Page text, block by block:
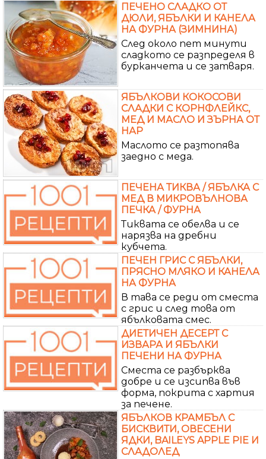
ПЕЧЕНО СЛАДКО ОТ
ДЮЛИ, ЯБЪЛКИ И КАНЕЛА
НА ФУРНА (ЗИМНИНА)
След около пет минути
сладкото се разпределя в
бурканчета и се затваря.
ЯБЪЛКОВИ КОКОСОВИ
СЛАДКИ С КОРНФЛЕЙКС,
МЕД И МАСЛО И ЗЪРНА ОТ
НАР
Маслото се разтопява
заедно с меда.
ПЕЧЕНА ТИКВА / ЯБЪЛКА С
МЕД В МИКРОВЪЛНОВА
ПЕЧКА / ФУРНА
Тиквата се обелва и се
нарязва на дребни
кубчета.
ПЕЧЕН ГРИС С ЯБЪЛКИ,
ПРЯСНО МЛЯКО И КАНЕЛА
НА ФУРНА
В тава се реди от сместа
с грис и след това от
ябълковата смес.
ДИЕТИЧЕН ДЕСЕРТ С
ИЗВАРА И ЯБЪЛКИ
ПЕЧЕНИ НА ФУРНА
Сместа се разбърква
добре и се изсипва във
форма, покрита с хартия
за печене.
ЯБЪЛКОВ КРАМБЪЛ С
БИСКВИТИ, ОВЕСЕНИ
ЯДКИ, BAILEYS APPLE PIE И
СЛАДОЛЕД